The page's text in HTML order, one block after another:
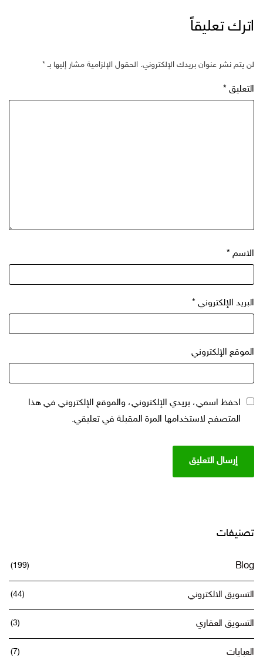
اترك تعليقاً
لن يتم نشر عنوان بريدك الإلكتروني. الحقول الإلزامية مشار إليها بـ*
التعليق *
الاسم *
البريد الإلكتروني *
الموقع الإلكتروني
احفظ اسمي، بريدي الإلكتروني، والموقع الإلكتروني في هذا
المتصفح لاستخدامها المرة المقبلة في تعليقي.
تصنيفات
Blog
(199)
التسويق الالكتروني (44)
التسويق العقاري (3)
العبايات (7)